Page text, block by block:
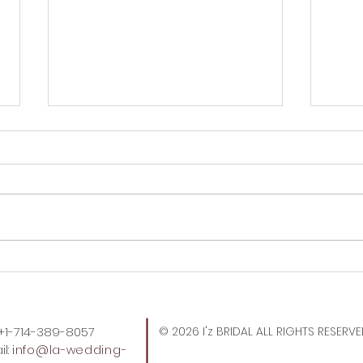
OC
714-389-8057
info@la-wedding-
© 2026 I'z BRIDAL ALL RIGHTS